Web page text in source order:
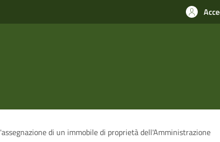
di un immobile di proprietà dell'Amministrazione